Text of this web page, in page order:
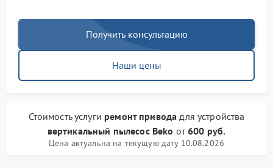
Получить консультацию
Наши цены
Стоимость услуги ремонт привода для устройства
вертикальный пылесос Beko от600 руб.
Цена актуальна на текущую дату 10.08.2026